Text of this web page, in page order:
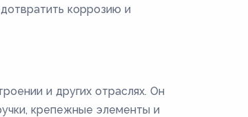
коррозию и
и других отраслях. Он
крепежные элементы и